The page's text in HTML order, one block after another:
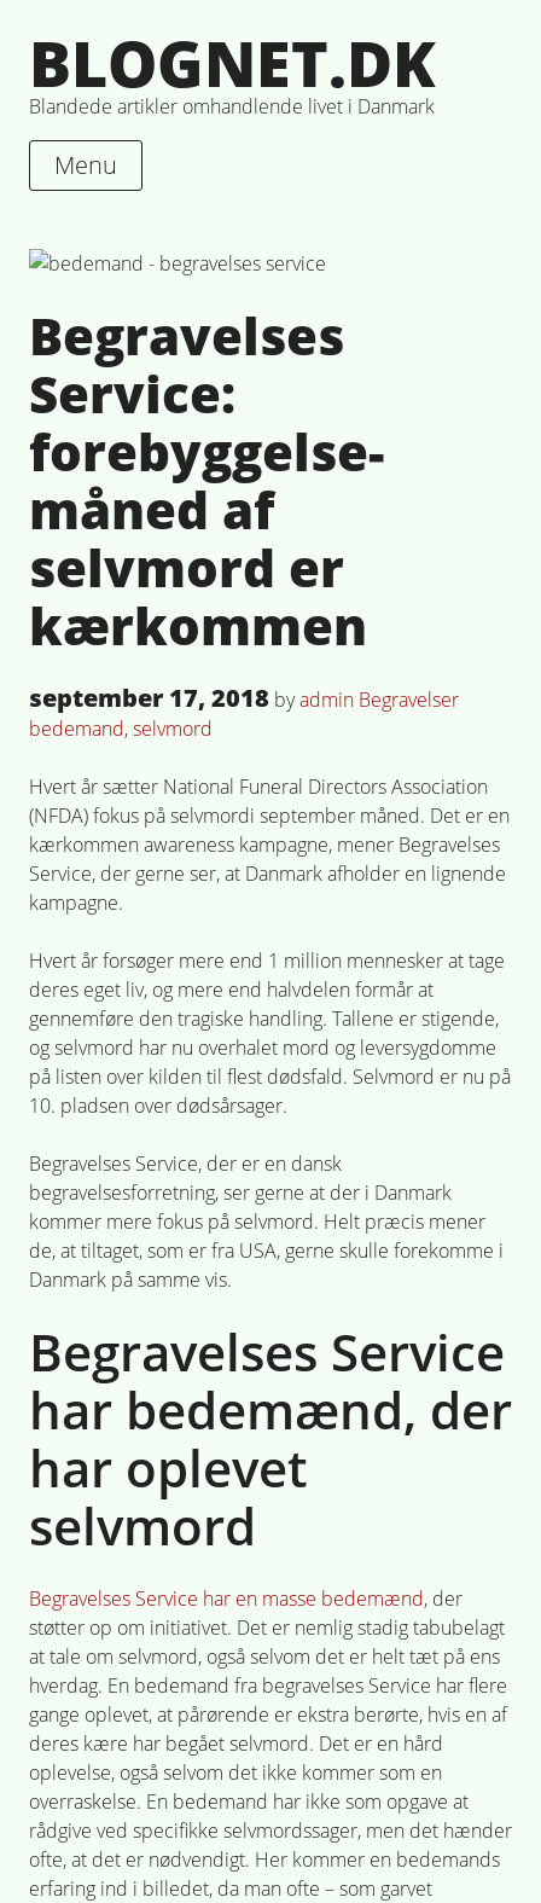
to
content
BLOGNET.DK
Blandede artikler omhandlende livet i Danmark
Menu
Begravelses
Service:
forebyggelse-
måned af
selvmord er
kærkommen
Posted
on
september 17, 2018 byadmin Posted
BegravelserTagged
bedemand,selvmord
Hvert år sætter National Funeral Directors Association
(NFDA) fokus på selvmordi september måned. Det er en
kærkommen awareness kampagne, mener Begravelses
Service, der gerne ser, at Danmark afholder en lignende
kampagne.
Hvert år forsøger mere end 1 million mennesker at tage
deres eget liv, og mere end halvdelen formår at
gennemføre den tragiske handling. Tallene er stigende,
og selvmord har nu overhalet mord og leversygdomme
på listen over kilden til flest dødsfald. Selvmord er nu på
10. pladsen over dødsårsager.
Begravelses Service, der er en dansk
begravelsesforretning, ser gerne at der i Danmark
kommer mere fokus på selvmord. Helt præcis mener
de, at tiltaget, som er fra USA, gerne skulle forekomme i
Danmark på samme vis.
Begravelses Service
har bedemænd, der
har oplevet
selvmord
Begravelses Service har en masse bedemænd, der
støtter op om initiativet. Det er nemlig stadig tabubelagt
at tale om selvmord, også selvom det er helt tæt på ens
hverdag. En bedemand fra begravelses Service har flere
gange oplevet, at pårørende er ekstra berørte, hvis en af
deres kære har begået selvmord. Det er en hård
oplevelse, også selvom det ikke kommer som en
overraskelse. En bedemand har ikke som opgave at
rådgive ved specifikke selvmordssager, men det hænder
ofte, at det er nødvendigt. Her kommer en bedemands
erfaring ind i billedet, da man ofte – som garvet